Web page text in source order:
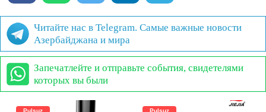
Читайте нас в Telegram. Самые важные новости
Азербайджана и мира
Запечатлейте и отправьте события, свидетелями
которых вы были